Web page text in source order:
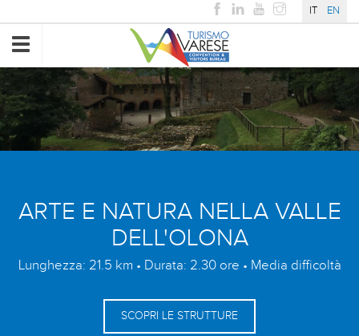
IT EN
Toggle
navigation
ARTE E NATURA NELLA VALLE
DELL'OLONA
Lunghezza: 21.5 km • Durata: 2.30 ore • Media difficoltà
SCOPRI LE STRUTTURE